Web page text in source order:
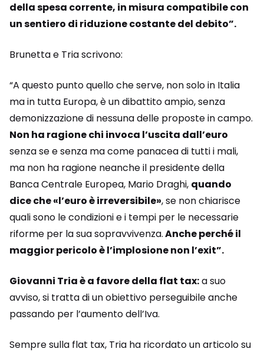
della spesa corrente, in misura compatibile con
un sentiero di riduzione costante del debito”.
Brunetta e Tria scrivono:
“A questo punto quello che serve, non solo in Italia
ma in tutta Europa, è un dibattito ampio, senza
demonizzazione di nessuna delle proposte in campo.
Non ha ragione chi invoca l’uscita dall’euro
senza se e senza ma come panacea di tutti i mali,
ma non ha ragione neanche il presidente della
Banca Centrale Europea, Mario Draghi, quando
dice che «l’euro è irreversibile», se non chiarisce
quali sono le condizioni e i tempi per le necessarie
riforme per la sua sopravvivenza.Anche perché il
maggior pericolo è l’implosione non l’exit”.
Giovanni Tria è a favore della flat tax:a suo
avviso, si tratta di un obiettivo perseguibile anche
passando per l’aumento dell’Iva.
Sempre sulla flat tax, Tria ha ricordato un articolo su